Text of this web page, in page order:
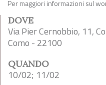
Per maggiori informazioni sul
DOVE
Via Pier Cernobbio, 11,
Como - 22100
QUANDO
10/02; 11/02